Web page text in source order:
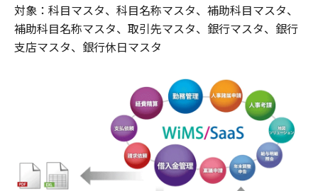
対象：科目マスタ、科目名称マスタ、補助科目マスタ、
補助科目名称マスタ、取引先マスタ、銀行マスタ、銀行
支店マスタ、銀行休日マスタ